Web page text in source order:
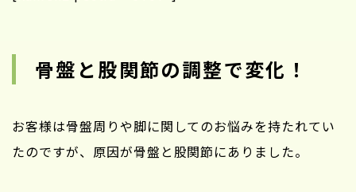
骨盤と股関節の調整で変化！
お客様は骨盤周りや脚に関してのお悩みを持たれてい
たのですが、原因が骨盤と股関節にありました。